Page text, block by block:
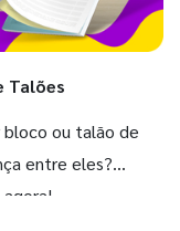
Talões
ou talão de
entre eles?